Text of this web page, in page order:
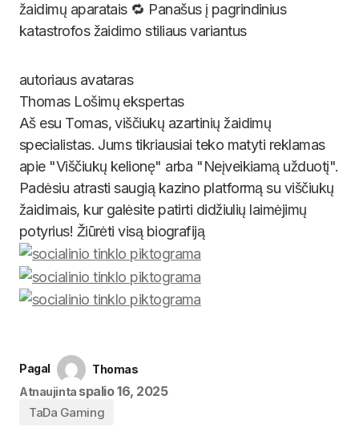
žaidimų aparatais 🔁 Panašus į pagrindinius
katastrofos žaidimo stiliaus variantus
Thomas
Aš esu Tomas, viščiukų azartinių
žaidimų specialistas. Jums
tikriausiai teko matyti reklamas
apie "Viščiukų kelionę" arba
"Neįveikiamą užduotį". Padėsiu
atrasti saugią kazino platformą su
viščiukų žaidimais, kur galėsite
patirti didžiulių laimėjimų potyrius!
Žiūrėti visą biografiją